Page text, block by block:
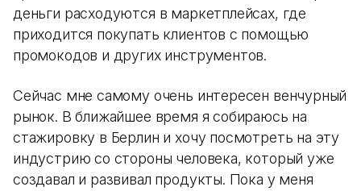
деньги расходуются в маркетплейсах, где
приходится покупать клиентов с помощью
промокодов и других инструментов.
Сейчас мне самому очень интересен венчурный
рынок. В ближайшее время я собираюсь на
стажировку в Берлин и хочу посмотреть на эту
индустрию со стороны человека, который уже
создавал и развивал продукты. Пока у меня